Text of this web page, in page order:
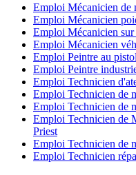
Emploi Mécanicien de
Emploi Mécanicien
Emploi Mécanicien sur
Emploi Mécanicien
Emploi Peintre au
Emploi Peintre
Emploi Technicien
Emploi Technicien de
Emploi Technicien de
Emploi Technicien de
Priest
Emploi Technicien de
Emploi Technicien